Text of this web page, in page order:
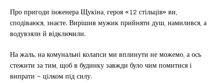
Про пригоди інженера Щукіна, героя «12 стільців» ви,
сподіваюся, знаєте. Вирішив мужик прийняти душ, намилився, а
водувзяли й відключили.
На жаль, на комунальні колапси ми вплинути не можемо, а ось
стежити за тим, щоб в будинку завжди було чим помитися і
випрати – цілком під силу.